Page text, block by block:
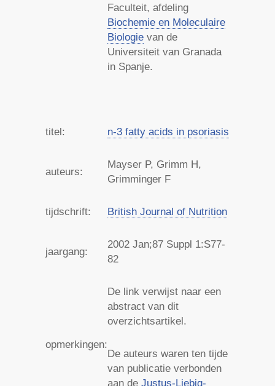
Faculteit, afdeling
Biochemie en Moleculaire
Biologie van de
Universiteit van Granada
in Spanje.
titel: n-3 fatty acids in psoriasis
auteurs:
Mayser P, Grimm H,
Grimminger F
tijdschrift: British Journal of Nutrition
jaargang:
2002 Jan;87 Suppl 1:S77-
82
opmerkingen:
De link verwijst naar een
abstract van dit
overzichtsartikel.
De auteurs waren ten tijde
van publicatie verbonden
aan de Justus-Liebig-